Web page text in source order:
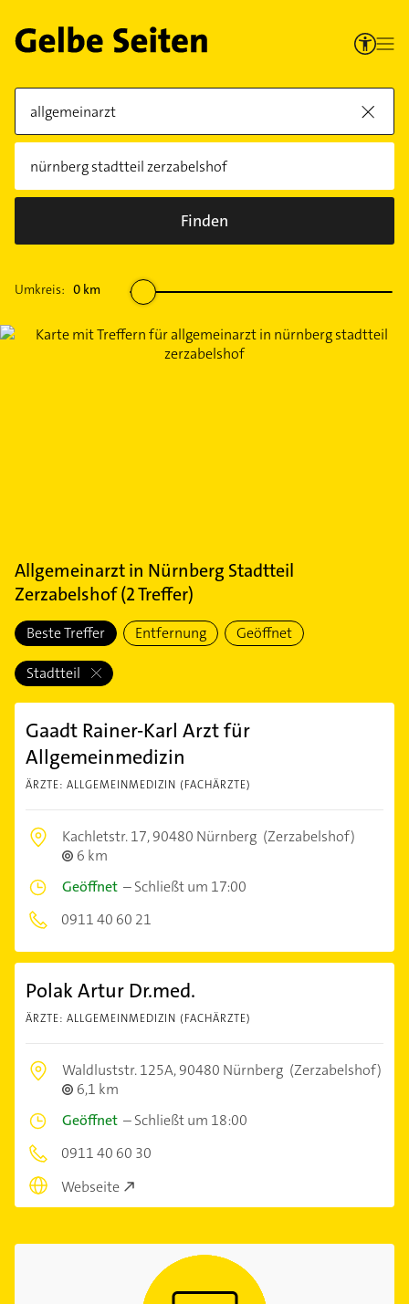
Finden
Umkreis: 0 km
Allgemeinarztin Nürnberg Stadtteil
Zerzabelshof(2Treffer)
Beste Treffer Entfernung Geöffnet
Stadtteil
Gaadt Rainer-Karl Arzt für
Allgemeinmedizin
ÄRZTE: ALLGEMEINMEDIZIN (FACHÄRZTE)
Kachletstr. 17,90480 Nürnberg (Zerzabelshof)
6 km
Geöffnet –Schließt um 17:00
0911 40 60 21
Polak Artur Dr.med.
ÄRZTE: ALLGEMEINMEDIZIN (FACHÄRZTE)
Waldluststr. 125A,90480 Nürnberg (Zerzabelshof)
6,1 km
Geöffnet –Schließt um 18:00
0911 40 60 30
Webseite